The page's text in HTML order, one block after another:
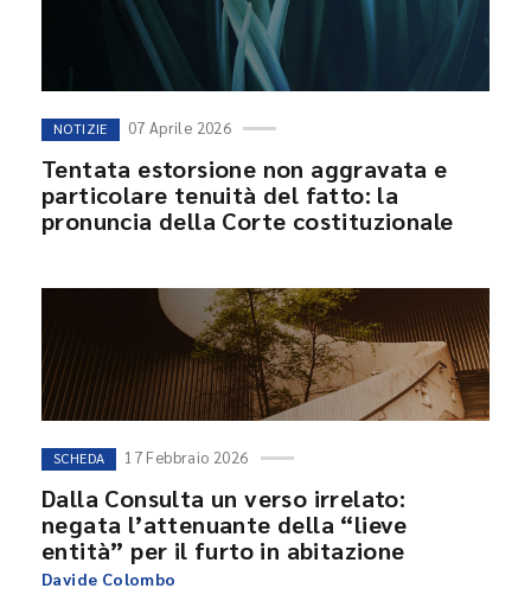
NOTIZIE 07 Aprile 2026
Tentata estorsione non aggravata e
particolare tenuità del fatto: la
pronuncia della Corte costituzionale
SCHEDA 17 Febbraio 2026
Dalla Consulta un verso irrelato:
negata l’attenuante della “lieve
entità” per il furto in abitazione
Davide Colombo